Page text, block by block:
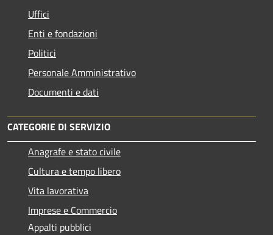
Uffici
Enti e fondazioni
Politici
Personale Amministrativo
Documenti e dati
CATEGORIE DI SERVIZIO
Anagrafe e stato civile
Cultura e tempo libero
Vita lavorativa
Imprese e Commercio
Appalti pubblici